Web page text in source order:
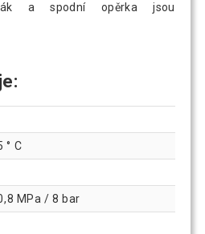
a spodní opěrka jsou
° C
MPa / 8 bar